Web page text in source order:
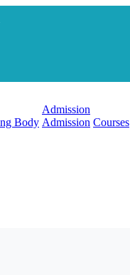
Body
Admission
Admission Courses